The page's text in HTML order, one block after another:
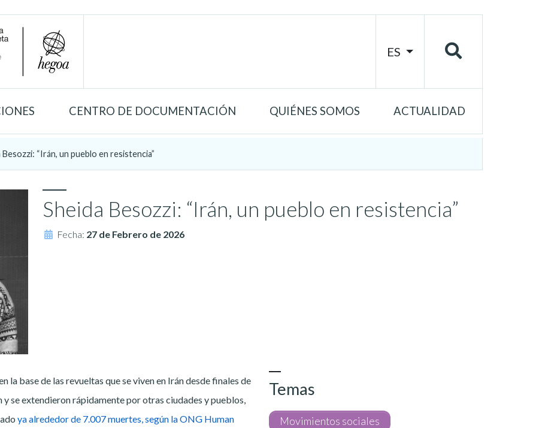
ES
CENTRO DE DOCUMENTACIÓN QUIÉNES SOMOS ACTUALIDAD
Besozzi: “Irán, un pueblo en resistencia”
Sheida Besozzi: “Irán, un pueblo en resistencia”
Fecha: 27 de Febrero de 2026
la base de las revueltas que se viven en Irán desde finales de
y se extendieron rápidamente por otras ciudades y pueblos,
ya alrededor de 7.007 muertes, según la ONG Human
Temas
Movimientos sociales